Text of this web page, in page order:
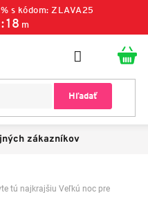
s kódom: ZLAVA25
:18 m
Hľadať
zákazníkov
tú najkrajšiu Veľkú noc pre